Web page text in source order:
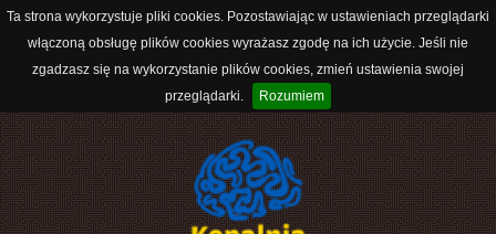
Ta strona wykorzystuje pliki cookies. Pozostawiając w ustawieniach przeglądarki
włączoną obsługę plików cookies wyrażasz zgodę na ich użycie. Jeśli nie
zgadzasz się na wykorzystanie plików cookies, zmień ustawienia swojej
przeglądarki.
Rozumiem